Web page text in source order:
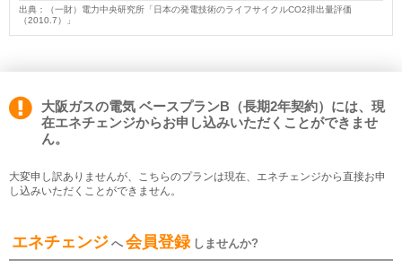
出典：（一財）電力中央研究所「日本の発電技術のライフサイクルCO2排出量評価
（2010.7）」
大阪ガスの電気 ベースプランB（長期2年契約）には、現
在エネチェンジからお申し込みいただくことができませ
ん。
大変申し訳ありませんが、こちらのプランは現在、エネチェンジから直接お申
し込みいただくことができません。
エネチェンジ へ 会員登録 しませんか?